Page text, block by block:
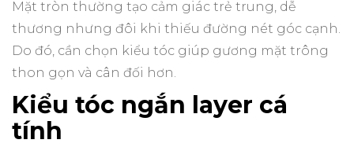
Mặt tròn thường tạo cảm giác trẻ trung, dễ
thương nhưng đôi khi thiếu đường nét góc cạnh.
Do đó, cần chọn kiểu tóc giúp gương mặt trông
thon gọn và cân đối hơn.
Kiểu tóc ngắn layer cá
tính